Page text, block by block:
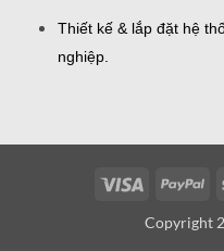
Thiết kế & lắp đặt hệ
nghiệp.
Visa
Copyright